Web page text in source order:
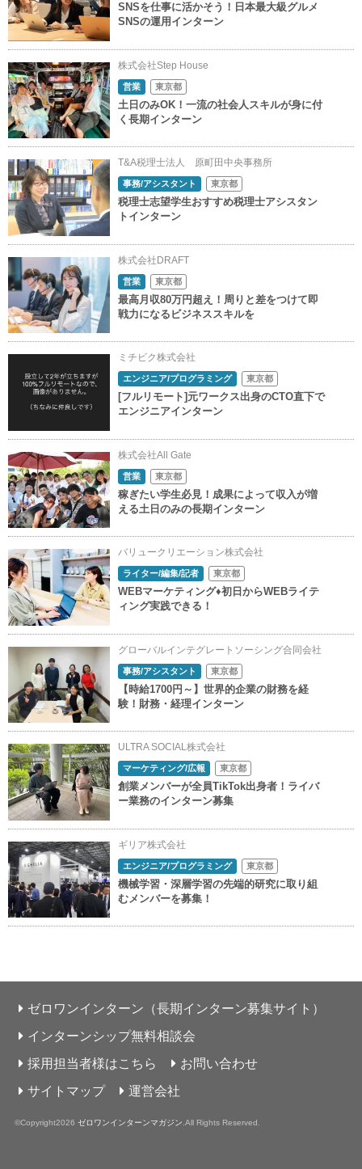
SNSを仕事に活かそう！日本最大級グルメ
SNSの運用インターン
株式会社Step House
営業 東京都
土日のみOK！一流の社会人スキルが身に付
く長期インターン
T&A税理士法人 原町田中央事務所
事務/アシスタント 東京都
税理士志望学生おすすめ税理士アシスタン
トインターン
株式会社DRAFT
営業 東京都
最高月収80万円超え！周りと差をつけて即
戦力になるビジネススキルを
ミチビク株式会社
エンジニア/プログラミング 東京都
[フルリモート]元ワークス出身のCTO直下で
エンジニアインターン
株式会社All Gate
営業 東京都
稼ぎたい学生必見！成果によって収入が増
える土日のみの長期インターン
バリュークリエーション株式会社
ライター/編集/記者 東京都
WEBマーケティング♦初日からWEBライテ
ィング実践できる！
グローバルインテグレートソーシング合同会社
事務/アシスタント 東京都
【時給1700円～】世界的企業の財務を経
験！財務・経理インターン
ULTRA SOCIAL株式会社
マーケティング/広報 東京都
創業メンバーが全員TikTok出身者！ライバ
ー業務のインターン募集
ギリア株式会社
エンジニア/プログラミング 東京都
機械学習・深層学習の先端的研究に取り組
むメンバーを募集！
ゼロワンインターン（長期インターン募集サイト）
インターンシップ無料相談会
採用担当者様はこちら
お問い合わせ
サイトマップ
運営会社
©Copyright2026 ゼロワンインターンマガジン .All Rights Reserved.